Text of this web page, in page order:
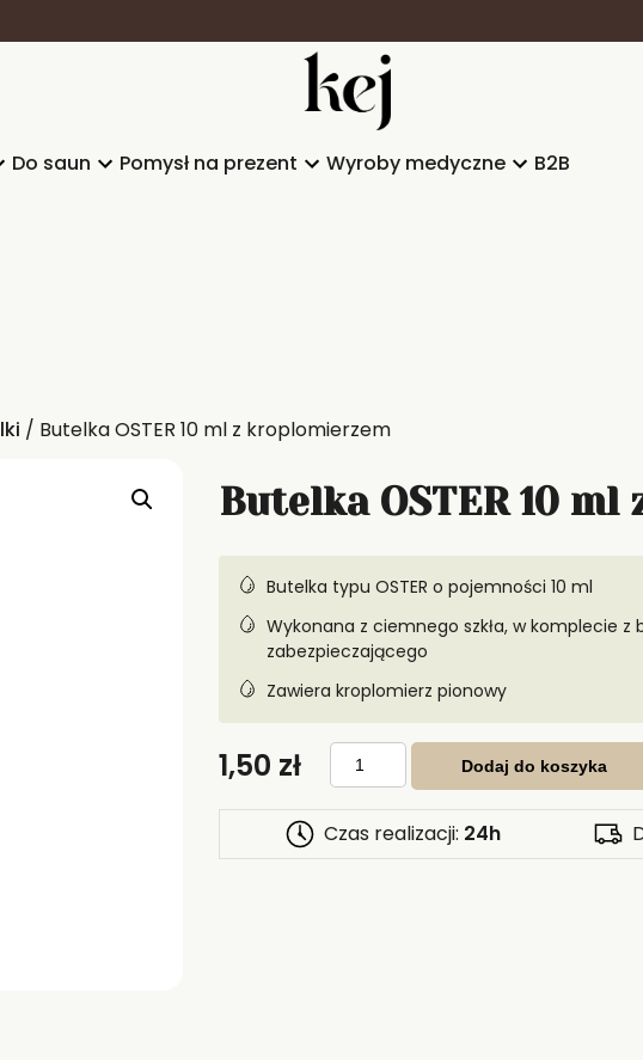
Do saun Pomysł na prezent Wyroby medyczne B2B
/ Butelka OSTER 10 ml z kroplomierzem
Butelka OSTER 10
Butelka typu OSTER o pojemności 10 ml
Wykonana z ciemnego szkła, w komplecie z
zabezpieczającego
Zawiera kroplomierz pionowy
1,50 zł ilość
Butelka
OSTER
10
ml
kroplomierzem
Dodaj do koszyka
Czas realizacji: 24h